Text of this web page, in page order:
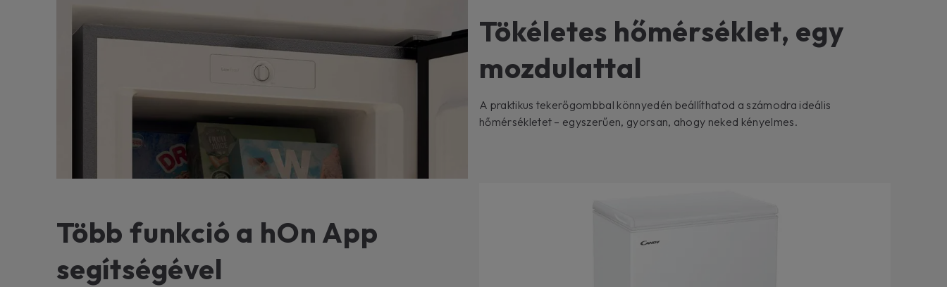
Tökéletes hőmérséklet, egy
mozdulattal
A praktikus tekerőgombbal könnyedén beállíthatod a számodra ideális
hőmérsékletet – egyszerűen, gyorsan, ahogy neked kényelmes.
Több funkció a hOn App
segítségével